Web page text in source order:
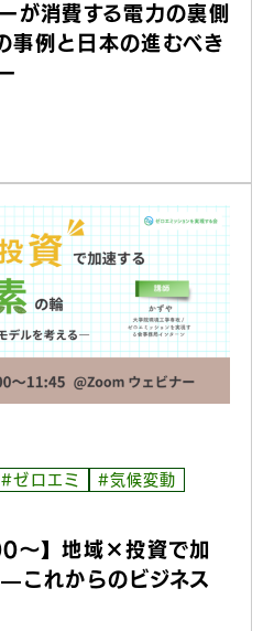
が消費する電力の裏側
事例と日本の進むべき
#ゼロエミ #気候変動
】地域×投資で加
これからのビジネス